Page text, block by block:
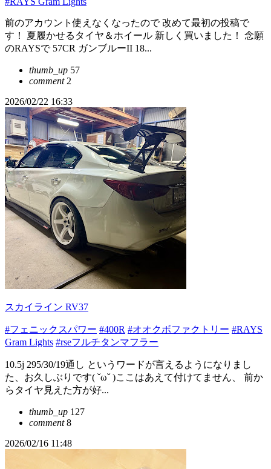
前のアカウント使えなくなったので 改めて最初の投稿で
す！ 夏履かせるタイヤ＆ホイール 新しく買いました！ 念願
のRAYSで 57CR ガンブルーII 18...
thumb_up 57
comment2
2026/02/22 16:33
スカイライン RV37
#フェニックスパワー #400R #オオクボファクトリー #RAYS
Gram Lights #rseフルチタンマフラー
10.5j 295/30/19通し というワードが言えるようになりまし
た、お久しぶりです( ˇωˇ )ここはあえて付けてません、 前か
らタイヤ見えた方が好...
thumb_up 127
comment8
2026/02/16 11:48